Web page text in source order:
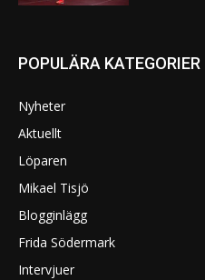
POPULÄRA KATEGORIER
Nyheter
Aktuellt
Löparen
Mikael Tisjö
Blogginlägg
Frida Södermark
Intervjuer